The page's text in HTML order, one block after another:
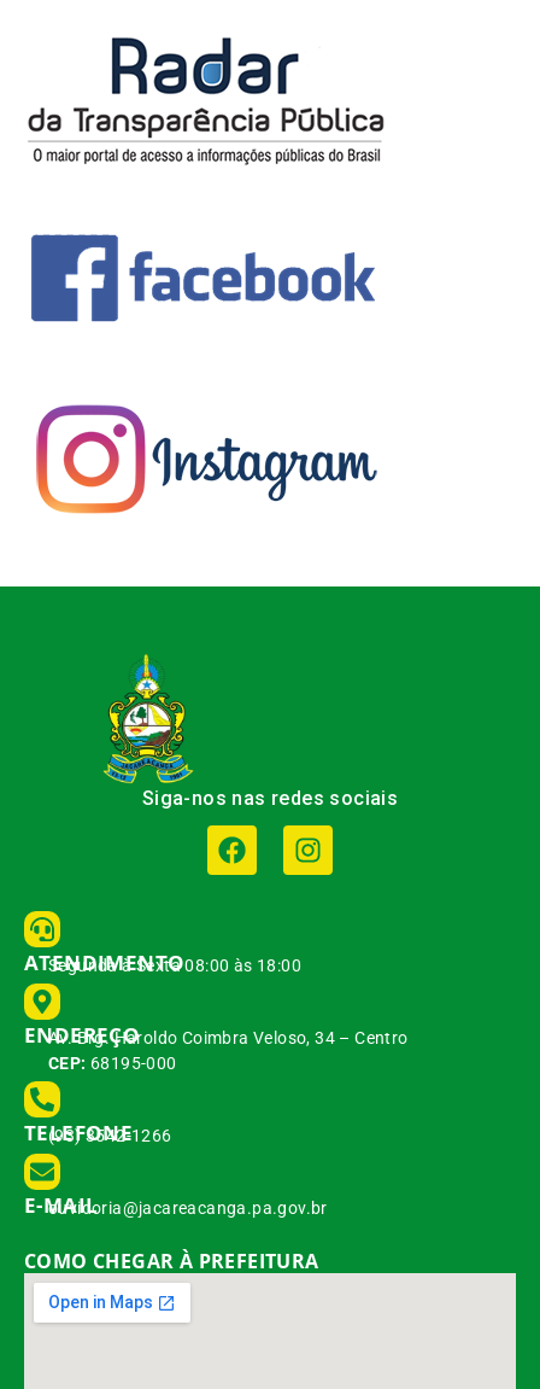
Siga-nos nas redes sociais
ATENDIMENTO
Segunda à Sexta 08:00 às 18:00
ENDEREÇO
Av. Brg. Haroldo Coimbra Veloso, 34 – Centro
CEP: 68195-000
TELEFONE
(93) 3542-1266
E-MAIL
ouvidoria@jacareacanga.pa.gov.br
COMO CHEGAR À PREFEITURA